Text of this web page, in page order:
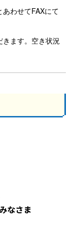
わせてFAXにて
ます。空き状況
なさま